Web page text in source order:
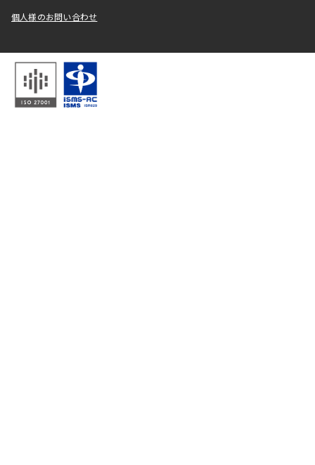
個人様のお問い合わせ